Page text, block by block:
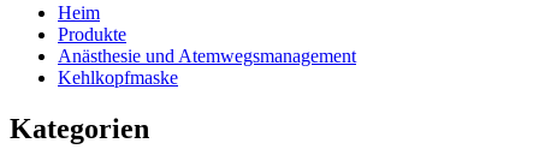
Heim
Produkte
Anästhesie und Atemwegsmanagement
Kehlkopfmaske
Kategorien